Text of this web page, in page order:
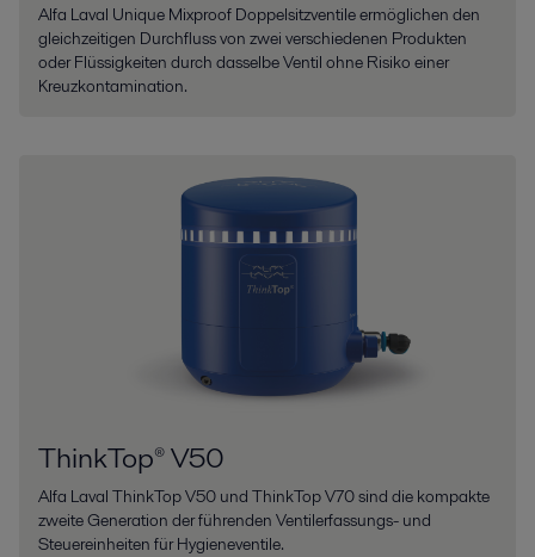
Alfa Laval Unique Mixproof Doppelsitzventile ermöglichen den
gleichzeitigen Durchfluss von zwei verschiedenen Produkten
oder Flüssigkeiten durch dasselbe Ventil ohne Risiko einer
Kreuzkontamination.
ThinkTop® V50
Alfa Laval ThinkTop V50 und ThinkTop V70 sind die kompakte
zweite Generation der führenden Ventilerfassungs- und
Steuereinheiten für Hygieneventile.